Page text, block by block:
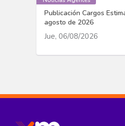
Publicación Cargos
agosto de 2026
Jue, 06/08/2026